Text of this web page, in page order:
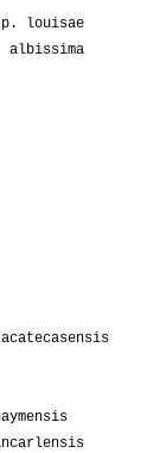
louisae
albissima